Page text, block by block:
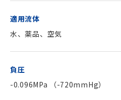
適用流体
水、薬品、空気
負圧
-0.096MPa （-720mmHg）